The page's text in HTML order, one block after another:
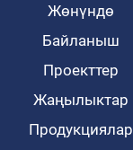
Жөнүндө
Байланыш
Проекттер
Жаңылыктар
Продукциялар